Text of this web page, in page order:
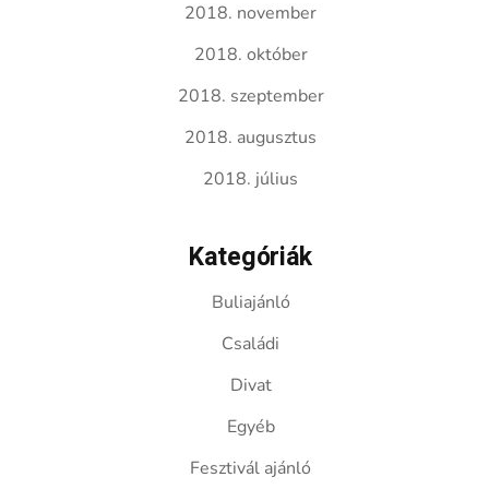
2018. november
2018. október
2018. szeptember
2018. augusztus
2018. július
Kategóriák
Buliajánló
Családi
Divat
Egyéb
Fesztivál ajánló